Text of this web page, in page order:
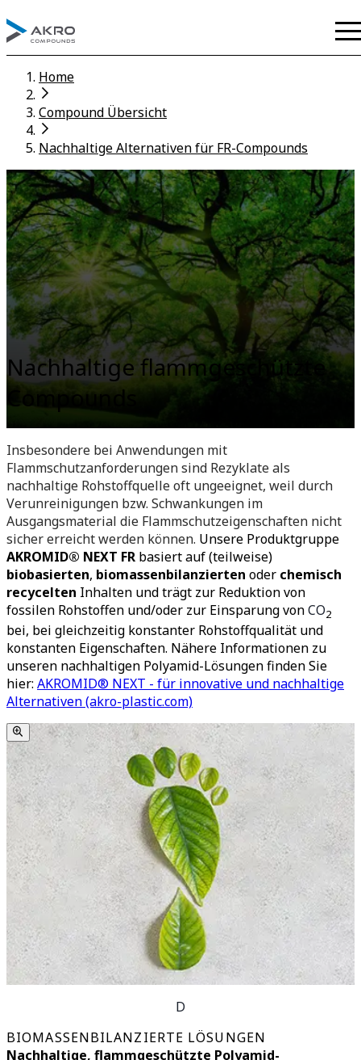
Home
Compound Übersicht
Nachhaltige Alternativen für FR-Compounds
Nachhaltige flammgeschützte
Compounds
Insbesondere bei Anwendungen mit
Flammschutzanforderungen sind Rezyklate als
nachhaltige Rohstoffquelle oft ungeeignet, weil durch
Verunreinigungen bzw. Schwankungen im
Ausgangsmaterial die Flammschutzeigenschaften nicht
sicher erreicht werden können. Unsere Produktgruppe
AKROMID® NEXT FR basiert auf (teilweise)
biobasierten, biomassenbilanzierten oder chemisch
recycelten Inhalten und trägt zur Reduktion von
fossilen Rohstoffen und/oder zur Einsparung vonCO2
bei, bei gleichzeitig konstanter Rohstoffqualität und
konstanten Eigenschaften. Nähere Informationen zu
unseren nachhaltigen Polyamid-Lösungen finden Sie
hier: AKROMID® NEXT - für innovative und nachhaltige
Alternativen (akro-plastic.com)
D
BIOMASSENBILANZIERTE LÖSUNGEN
Nachhaltige, flammgeschützte Polyamid-